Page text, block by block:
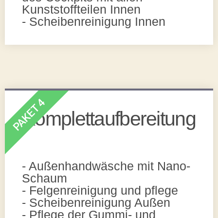
Kunststoffteilen Innen
- Scheibenreinigung Innen
Komplettaufbereitung
- Außenhandwäsche mit Nano-
Schaum
- Felgenreinigung und pflege
- Scheibenreinigung Außen
- Pflege der Gummi- und
PAKET 4